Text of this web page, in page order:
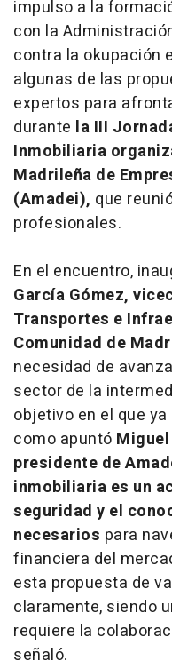
impulso a la
con la
contra la okupación
algunas de las
expertos para
durante la III
Inmobiliaria
Madrileña de
(Amadei), que
profesionales.
En el encuentro,
García Gómez,
Transportes e
Comunidad de
necesidad de
sector de la
objetivo en el que
como apuntó
presidente de
inmobiliaria es un
seguridad y el
necesarios para
financiera del
esta propuesta de
claramente, siendo
requiere la
señaló.